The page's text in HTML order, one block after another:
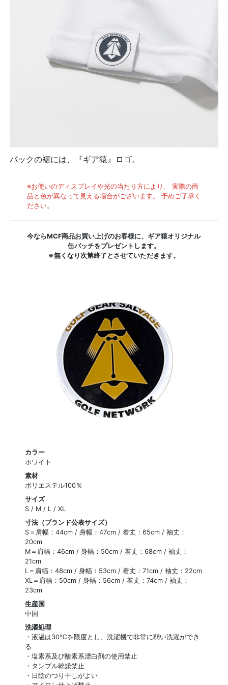
バックの裾には、『ギア猿』ロゴ。
※お使いのディスプレイや光の当たり方により、 実際の商
品と色が異なって見える場合がございます。 予めご了承く
ださい。
今ならMCF商品お買い上げのお客様に、ギア猿オリジナル
缶バッチをプレゼントします。
※無くなり次第終了とさせていただきます。
カラー
ホワイト
素材
ポリエステル100％
サイズ
S / M / L / XL
寸法（ブランド公表サイズ）
S＝肩幅：44cm / 身幅：47cm / 着丈：65cm / 袖丈：
20cm
M＝肩幅：46cm / 身幅：50cm / 着丈：68cm / 袖丈：
21cm
L＝肩幅：48cm / 身幅：53cm / 着丈：71cm / 袖丈：22cm
XL＝肩幅：50cm / 身幅：56cm / 着丈：74cm / 袖丈：
23cm
生産国
中国
洗濯処理
・液温は30℃を限度とし、洗濯機で非常に弱い洗濯ができ
る
・塩素系及び酸素系漂白剤の使用禁止
・タンブル乾燥禁止
・日陰のつり干しがよい